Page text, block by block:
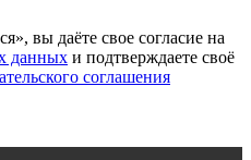
вы даёте свое согласие на
данных и подтверждаете своё
соглашения